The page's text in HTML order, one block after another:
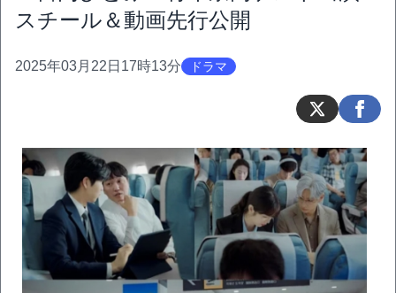
スチール＆動画先行公開
2025年03月22日17時13分 ドラマ